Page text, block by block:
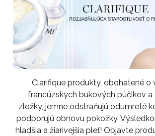
Clarifique produkty, obohatené o
francúzskych bukových púčikov a
zložky, jemne odstraňujú odumreté
podporujú obnovu pokožky.
hladšia a žiarivejšia pleť! Objavte